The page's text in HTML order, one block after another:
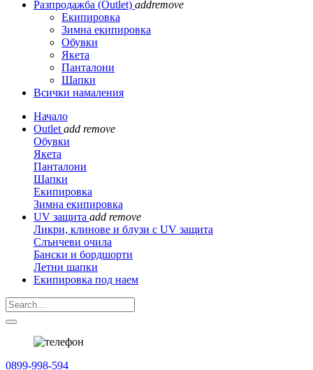
Разпродажба (Outlet) addremove
Екипировка
Зимна екипировка
Обувки
Якета
Панталони
Шапки
Всички намаления
Начало
Outlet add remove
Обувки
Якета
Панталони
Шапки
Екипировка
Зимна екипировка
UV защита add remove
Ликри, клинове и блузи с UV защита
Слънчеви очила
Бански и бордшорти
Летни шапки
Екипировка под наем
0899-998-594